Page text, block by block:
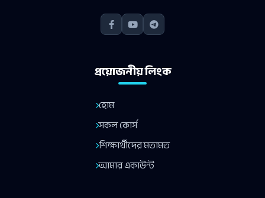
প্রয়োজনীয় লিংক
হোম
সকল কোর্স
শিক্ষার্থীদের মতামত
আমার একাউন্ট